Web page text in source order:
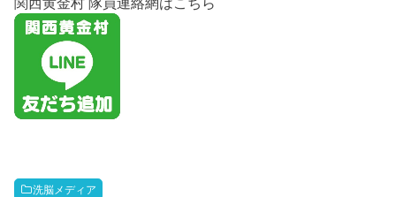
洗脳メディア